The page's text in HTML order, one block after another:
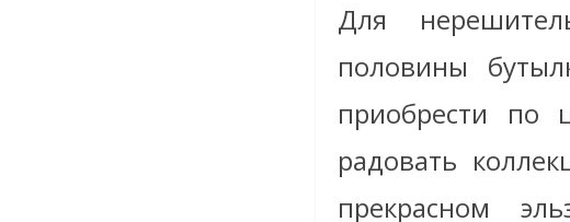
Для
половины
приобрести
радовать
прекрасном